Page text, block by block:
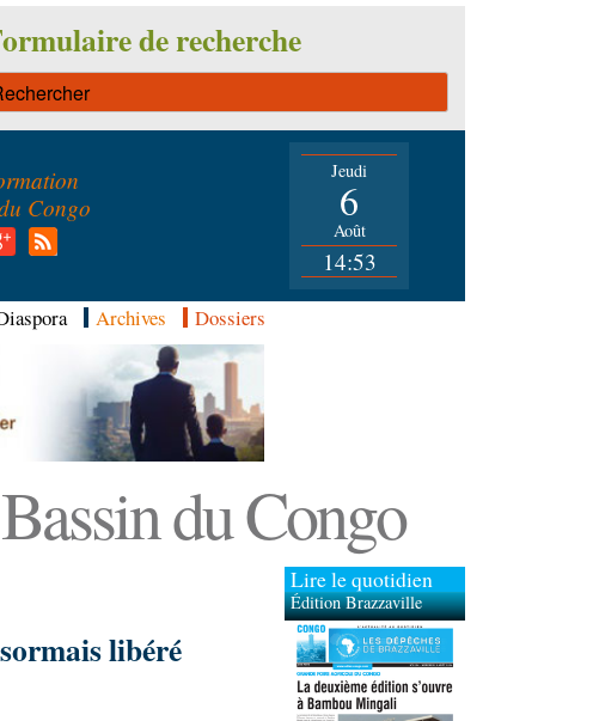
de recherche
Congo
Jeudi
6
Août
14:53
Archives Dossiers
du Congo
libéré
Lire le quotidien
Édition Brazzaville
Édition Kinshasa